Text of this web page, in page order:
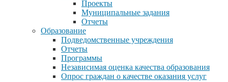
Проекты
Муниципальные задания
Отчеты
Образование
Подведомственные учреждения
Отчеты
Программы
Независимая оценка качества образования
Опрос граждан о качестве оказания услуг